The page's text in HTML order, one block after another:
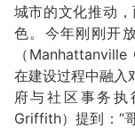
城市的文化推动
色。今年刚刚开
（
在建设过程中融入
府与社区事务执
Griffith）提到：“